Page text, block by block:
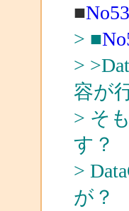
■
> ■
>
容が
> そ
す？
>
が？